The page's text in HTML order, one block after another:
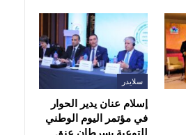
سلايدر
إسلام عنان يدير الحوار
في مؤتمر اليوم الوطني